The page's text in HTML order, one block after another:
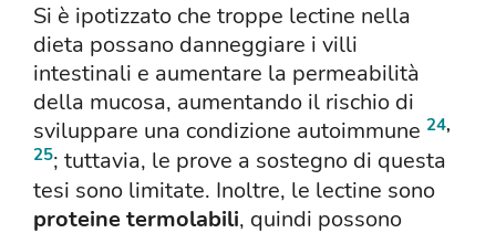
Si è ipotizzato che troppe lectine nella
dieta possano danneggiare i villi
intestinali e aumentare la permeabilità
della mucosa, aumentando il rischio di
sviluppare una condizione autoimmune 24,
25; tuttavia, le prove a sostegno di questa
tesi sono limitate. Inoltre, le lectine sono
proteine termolabili, quindi possono